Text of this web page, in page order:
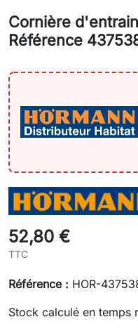
Cornière
Référence
52,80 €
TTC
Référence : HOR-
Stock calculé en temps